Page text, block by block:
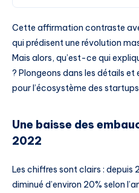
Cette affirmation contraste
qui prédisent une révolution
Mais alors, qu’est-ce qui
? Plongeons dans les détails
pour l’écosystème des
Une baisse des
2022
Les chiffres sont clairs : depuis
diminué d’environ 20% selon